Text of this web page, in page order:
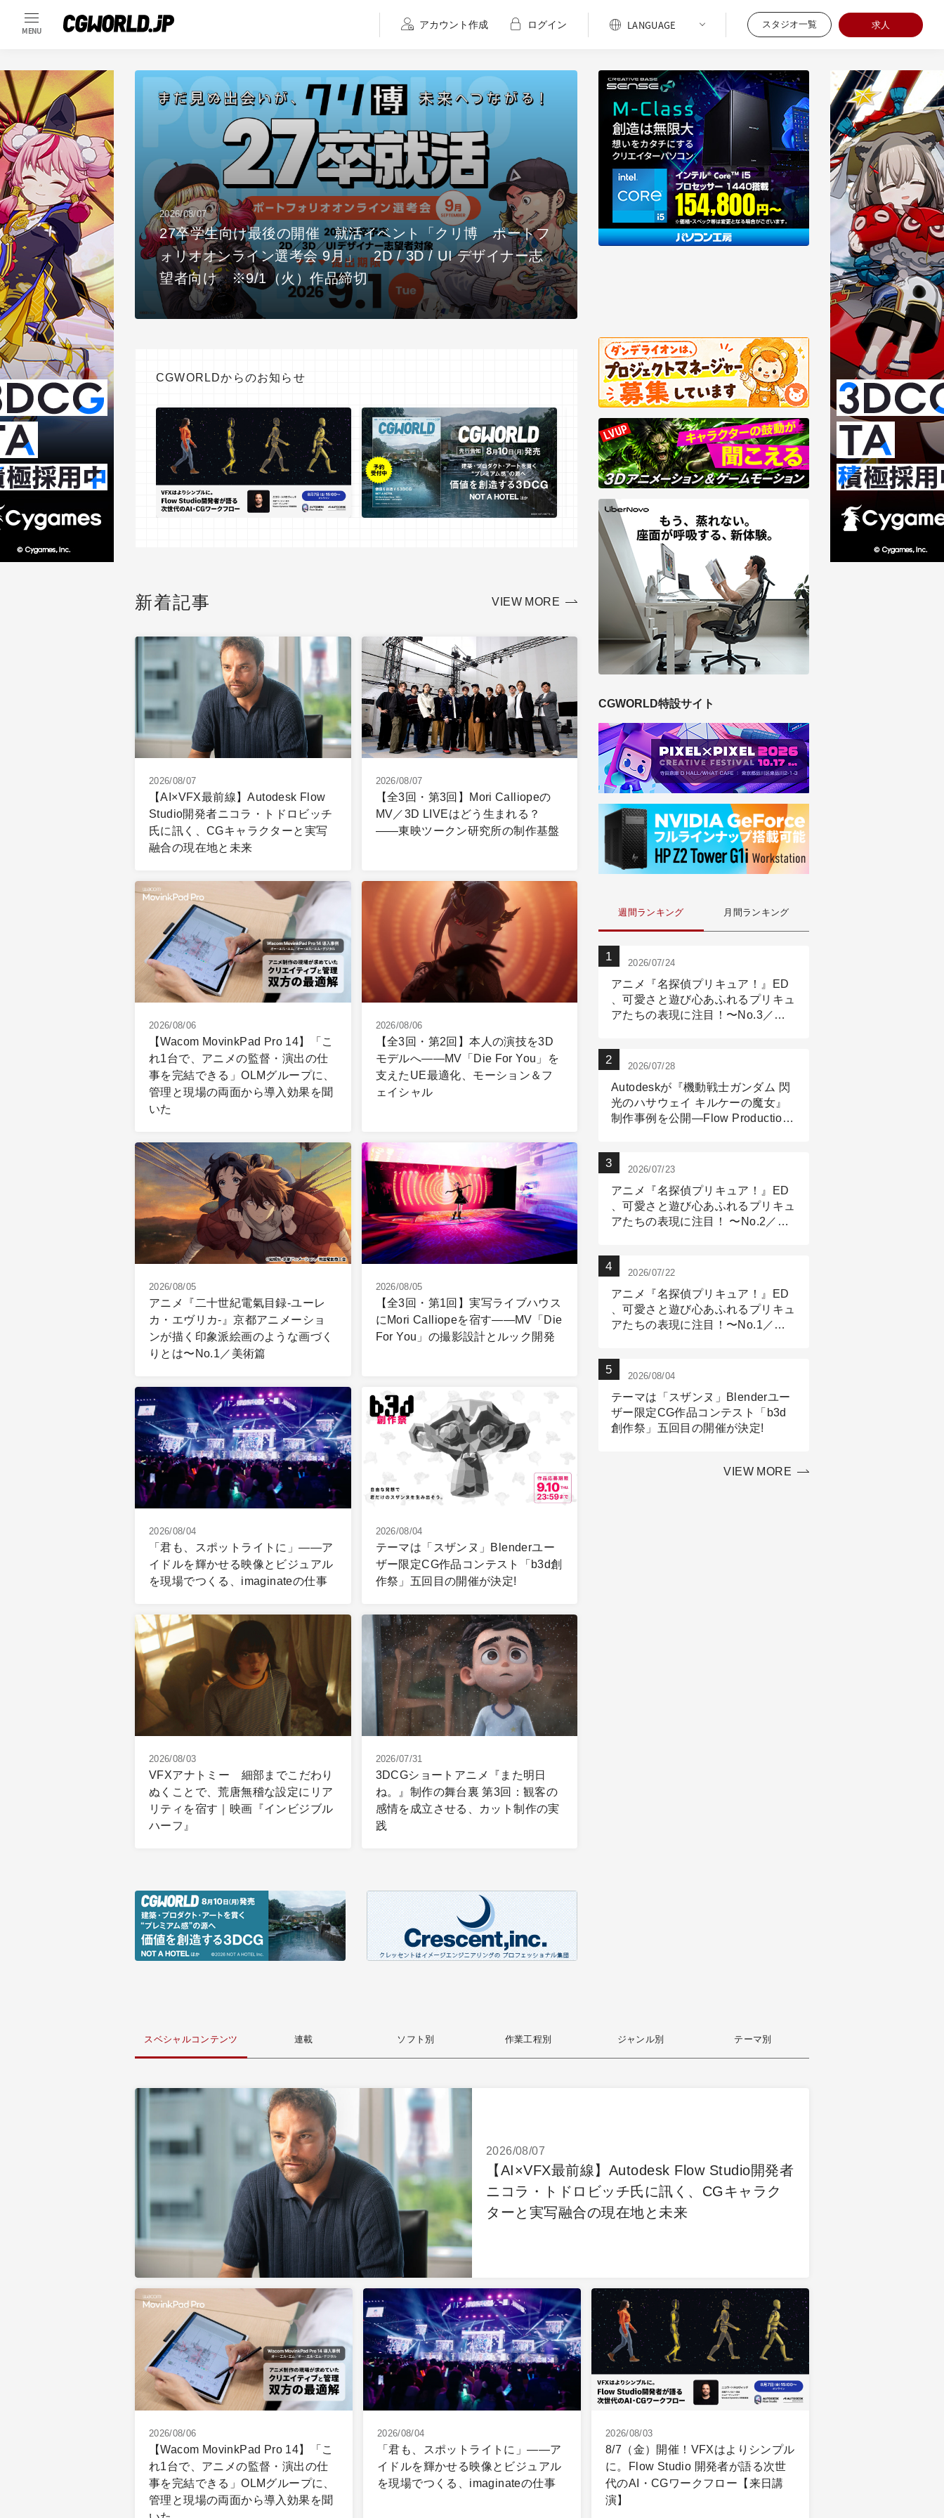
MENU
アカウント作成 ログイン スタジオ一覧 求人
者ニコラ・ト
融合の現在地
2026/08/07
27卒学生向け最後の開催 就活イベント「クリ博 ポートフ
ォリオオンライン選考会 9月」 2D / 3D / UI デザイナー志
望者向け ※9/1（火）作品締切
2026/08/07
【全3回・第3回】Mori CalliopeのMV／3D LIVEはど
れる？――東映ツークン研究所の制作基盤
CGWORLDからのお知らせ
新着記事 VIEW MORE
2026/08/07
【AI×VFX最前線】Autodesk Flow
Studio開発者ニコラ・トドロビッチ
氏に訊く、CGキャラクターと実写
融合の現在地と未来
2026/08/07
【全3回・第3回】Mori Calliopeの
MV／3D LIVEはどう生まれる？
――東映ツークン研究所の制作基盤
2026/08/06
【Wacom MovinkPad Pro 14】「こ
れ1台で、アニメの監督・演出の仕
事を完結できる」OLMグループに、
管理と現場の両面から導入効果を聞
いた
2026/08/06
【全3回・第2回】本人の演技を3D
モデルへ――MV「Die For You」を
支えたUE最適化、モーション＆フ
ェイシャル
2026/08/05
アニメ『二十世紀電氣目録-ユーレ
カ・エヴリカ-』京都アニメーショ
ンが描く印象派絵画のような画づく
りとは〜No.1／美術篇
2026/08/05
【全3回・第1回】実写ライブハウス
にMori Calliopeを宿す――MV「Die
For You」の撮影設計とルック開発
2026/08/04
「君も、スポットライトに」――ア
イドルを輝かせる映像とビジュアル
を現場でつくる、imaginateの仕事
2026/08/04
テーマは「スザンヌ」Blenderユー
ザー限定CG作品コンテスト「b3d創
作祭」五回目の開催が決定!
2026/08/03
VFXアナトミー 細部までこだわり
ぬくことで、荒唐無稽な設定にリア
リティを宿す｜映画『インビジブル
ハーフ』
2026/07/31
3DCGショートアニメ『また明日
ね。』制作の舞台裏 第3回：観客の
感情を成立させる、カット制作の実
践
CGWORLD特設サイト
週間ランキング 月間ランキング
2026/07/24
アニメ『名探偵プリキュア！』ED
、可愛さと遊び心あふれるプリキュ
アたちの表現に注目！〜No.3／ア
2026/07/28
Autodeskが『機動戦士ガンダム 閃
光のハサウェイ キルケーの魔女』
制作事例を公開―Flow Production
2026/07/23
アニメ『名探偵プリキュア！』ED
、可愛さと遊び心あふれるプリキュ
アたちの表現に注目！ 〜No.2／モ
2026/07/22
アニメ『名探偵プリキュア！』ED
、可愛さと遊び心あふれるプリキュ
アたちの表現に注目！〜No.1／演
2026/08/04
テーマは「スザンヌ」Blenderユー
ザー限定CG作品コンテスト「b3d
創作祭」五回目の開催が決定!
VIEW MORE
スベシャルコンテンツ 連載 ソフト別 作業工程別 ジャンル別 テーマ別
2026/08/07
【AI×VFX最前線】Autodesk Flow Studio開発者
ニコラ・トドロビッチ氏に訊く、CGキャラク
ターと実写融合の現在地と未来
2026/08/06
【Wacom MovinkPad Pro 14】「こ
れ1台で、アニメの監督・演出の仕
事を完結できる」OLMグループに、
管理と現場の両面から導入効果を聞
2026/08/04
「君も、スポットライトに」――ア
イドルを輝かせる映像とビジュアル
を現場でつくる、imaginateの仕事
2026/08/03
8/7（金）開催！VFXはよりシンプル
に。Flow Studio 開発者が語る次世
代のAI・CGワークフロー【来日講
演】